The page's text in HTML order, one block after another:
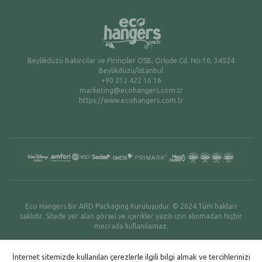
Beylikdüzü Bakırcılar ve Pirinçiler OSB, Orkide Cd. No:10, 34524
Beylikdüzü/İstanbul
+90 212 422 16 16
marketing@ecohangers.com.tr
https://www.ecohangers.com.tr
Eco Hangers Bir ARD Packaging Kuruluşudur. © 2024.Tüm hakları
saklıdır. Sitede yer alan görsel ve içerikler yazılı izin alınmadan hiçbir
mecrada kullanılamaz.
İnternet sitemizde kullanılan çerezlerle ilgili bilgi almak ve tercihlerinizi